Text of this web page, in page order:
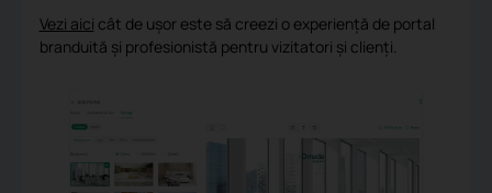
Vezi aici cât de ușor este să creezi o experiență de portal
branduită și profesionistă pentru vizitatori și clienți.